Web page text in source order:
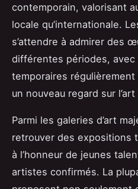
contemporain, valorisant
locale qu’internationale.
s’attendre à admirer des
différentes périodes,
temporaires
un nouveau regard sur l’art
Parmi les galeries d’art
retrouver des expositions
à l’honneur de jeunes
artistes confirmés. La